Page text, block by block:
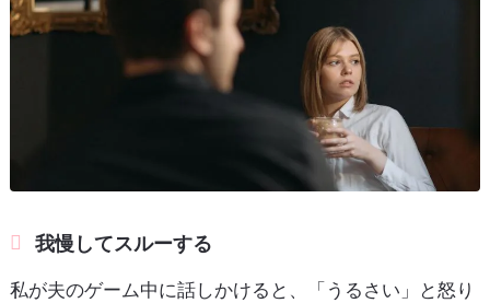
我慢してスルーする
私が夫のゲーム中に話しかけると、「うるさい」と怒り